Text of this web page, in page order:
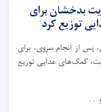
بدخشان برای
پس از انجام سروی، برای
کمک‌های غذایی توزیع
. .